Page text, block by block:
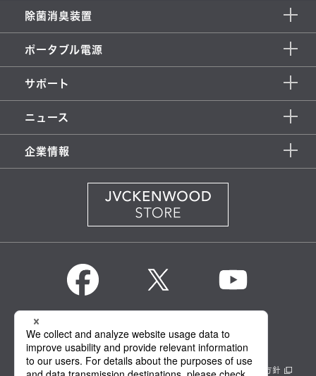
除菌消臭装置
ポータブル電源
サポート
ニュース
企業情報
KENWOOD Global
情報セキュリティ基本方針 製品安全に関する基本方針